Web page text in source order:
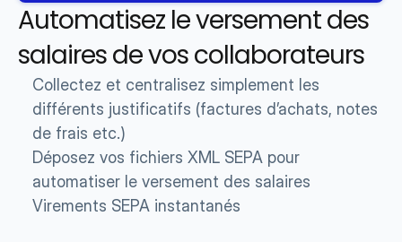
Automatisez le versement des
salaires de vos collaborateurs
Collectez et centralisez simplement les
différents justificatifs (factures d’achats, notes
de frais etc.)
Déposez vos fichiers XML SEPA pour
automatiser le versement des salaires
Virements SEPA instantanés